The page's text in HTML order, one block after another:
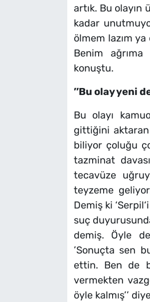
artık. Bu
kadar
ölmem lazım
Benim
konuştu.
’’Bu olay yeni
Bu olayı
gittiğini aktaran
biliyor çoluğu
tazminat
tecavüze
teyzeme
Demiş ki
suç
demiş. Öyle
’Sonuçta sen
ettin. Ben de
vermekten
öyle kalmış’’